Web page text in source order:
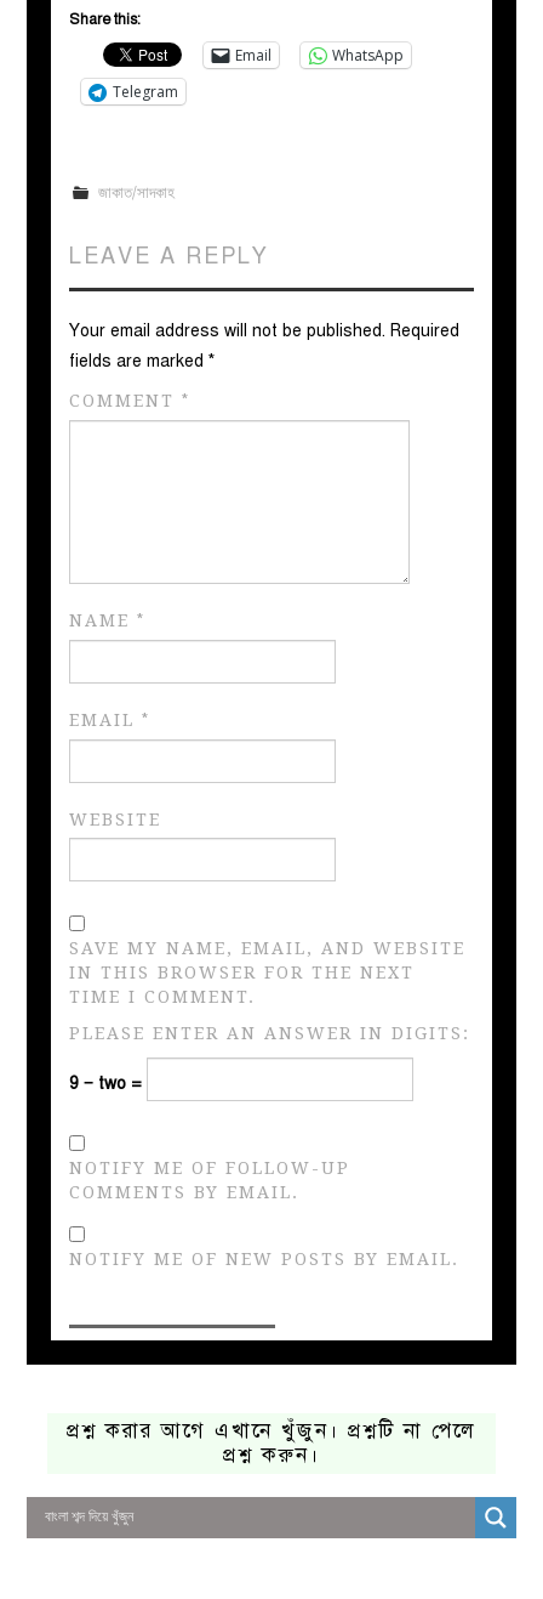
Share this:
Email
WhatsApp
Telegram
জাকাত/সাদকাহ
LEAVE A REPLY
Your email address will not be published. Required
fields are marked*
COMMENT*
NAME*
EMAIL*
WEBSITE
SAVE MY NAME, EMAIL, AND WEBSITE
IN THIS BROWSER FOR THE NEXT
TIME I COMMENT.
PLEASE ENTER AN ANSWER IN DIGITS:
9 − two =
NOTIFY ME OF FOLLOW-UP
COMMENTS BY EMAIL.
NOTIFY ME OF NEW POSTS BY EMAIL.
প্রশ্ন করার আগে এখানে খুঁজুন। প্রশ্নটি না পেলে
প্রশ্ন করুন।